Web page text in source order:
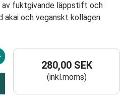
av fuktgivande läppstift och
akai och veganskt kollagen.
280,00 SEK
(inkl.moms)